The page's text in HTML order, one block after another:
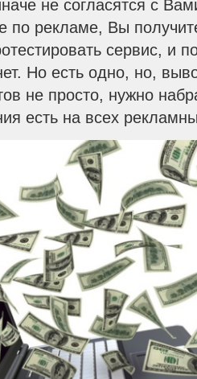
не согласятся с
по рекламе, Вы
сервис, и
Но есть одно, но,
не просто, нужно
есть на всех